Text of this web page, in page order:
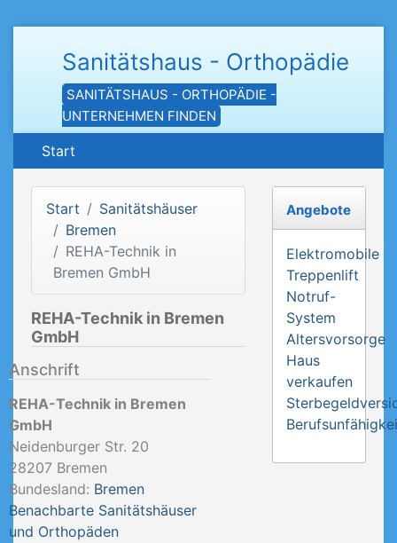
Sanitätshaus - Orthopädie
SANITÄTSHAUS - ORTHOPÄDIE -
UNTERNEHMEN FINDEN
Start
Start
Sanitätshäuser
Bremen
REHA-Technik in
Bremen GmbH
REHA-Technik in Bremen
GmbH
Anschrift
REHA-Technik in Bremen
GmbH
Neidenburger Str. 20
28207 Bremen
Bundesland: Bremen
Benachbarte Sanitätshäuser
und Orthopäden
Angebote
Elektromobile
Treppenlift
Notruf-
System
Altersvorsorge
Haus
verkaufen